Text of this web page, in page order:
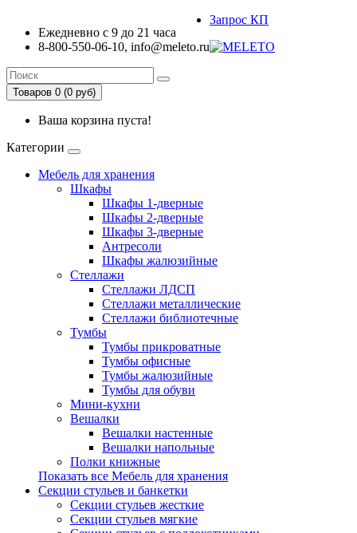
Ежедневно с 9 до 21 часа
8-800-550-06-10, info@meleto.ru
Запрос КП
Товаров 0 (0 pуб)
Ваша корзина пуста!
Категории
Мебель для хранения
Шкафы
Шкафы 1-дверные
Шкафы 2-дверные
Шкафы 3-дверные
Антресоли
Шкафы жалюзийные
Стеллажи
Стеллажи ЛДСП
Стеллажи металлические
Стеллажи библиотечные
Тумбы
Тумбы прикроватные
Тумбы офисные
Тумбы жалюзийные
Тумбы для обуви
Мини-кухни
Вешалки
Вешалки настенные
Вешалки напольные
Полки книжные
Показать все Мебель для хранения
Секции стульев и банкетки
Секции стульев жесткие
Секции стульев мягкие